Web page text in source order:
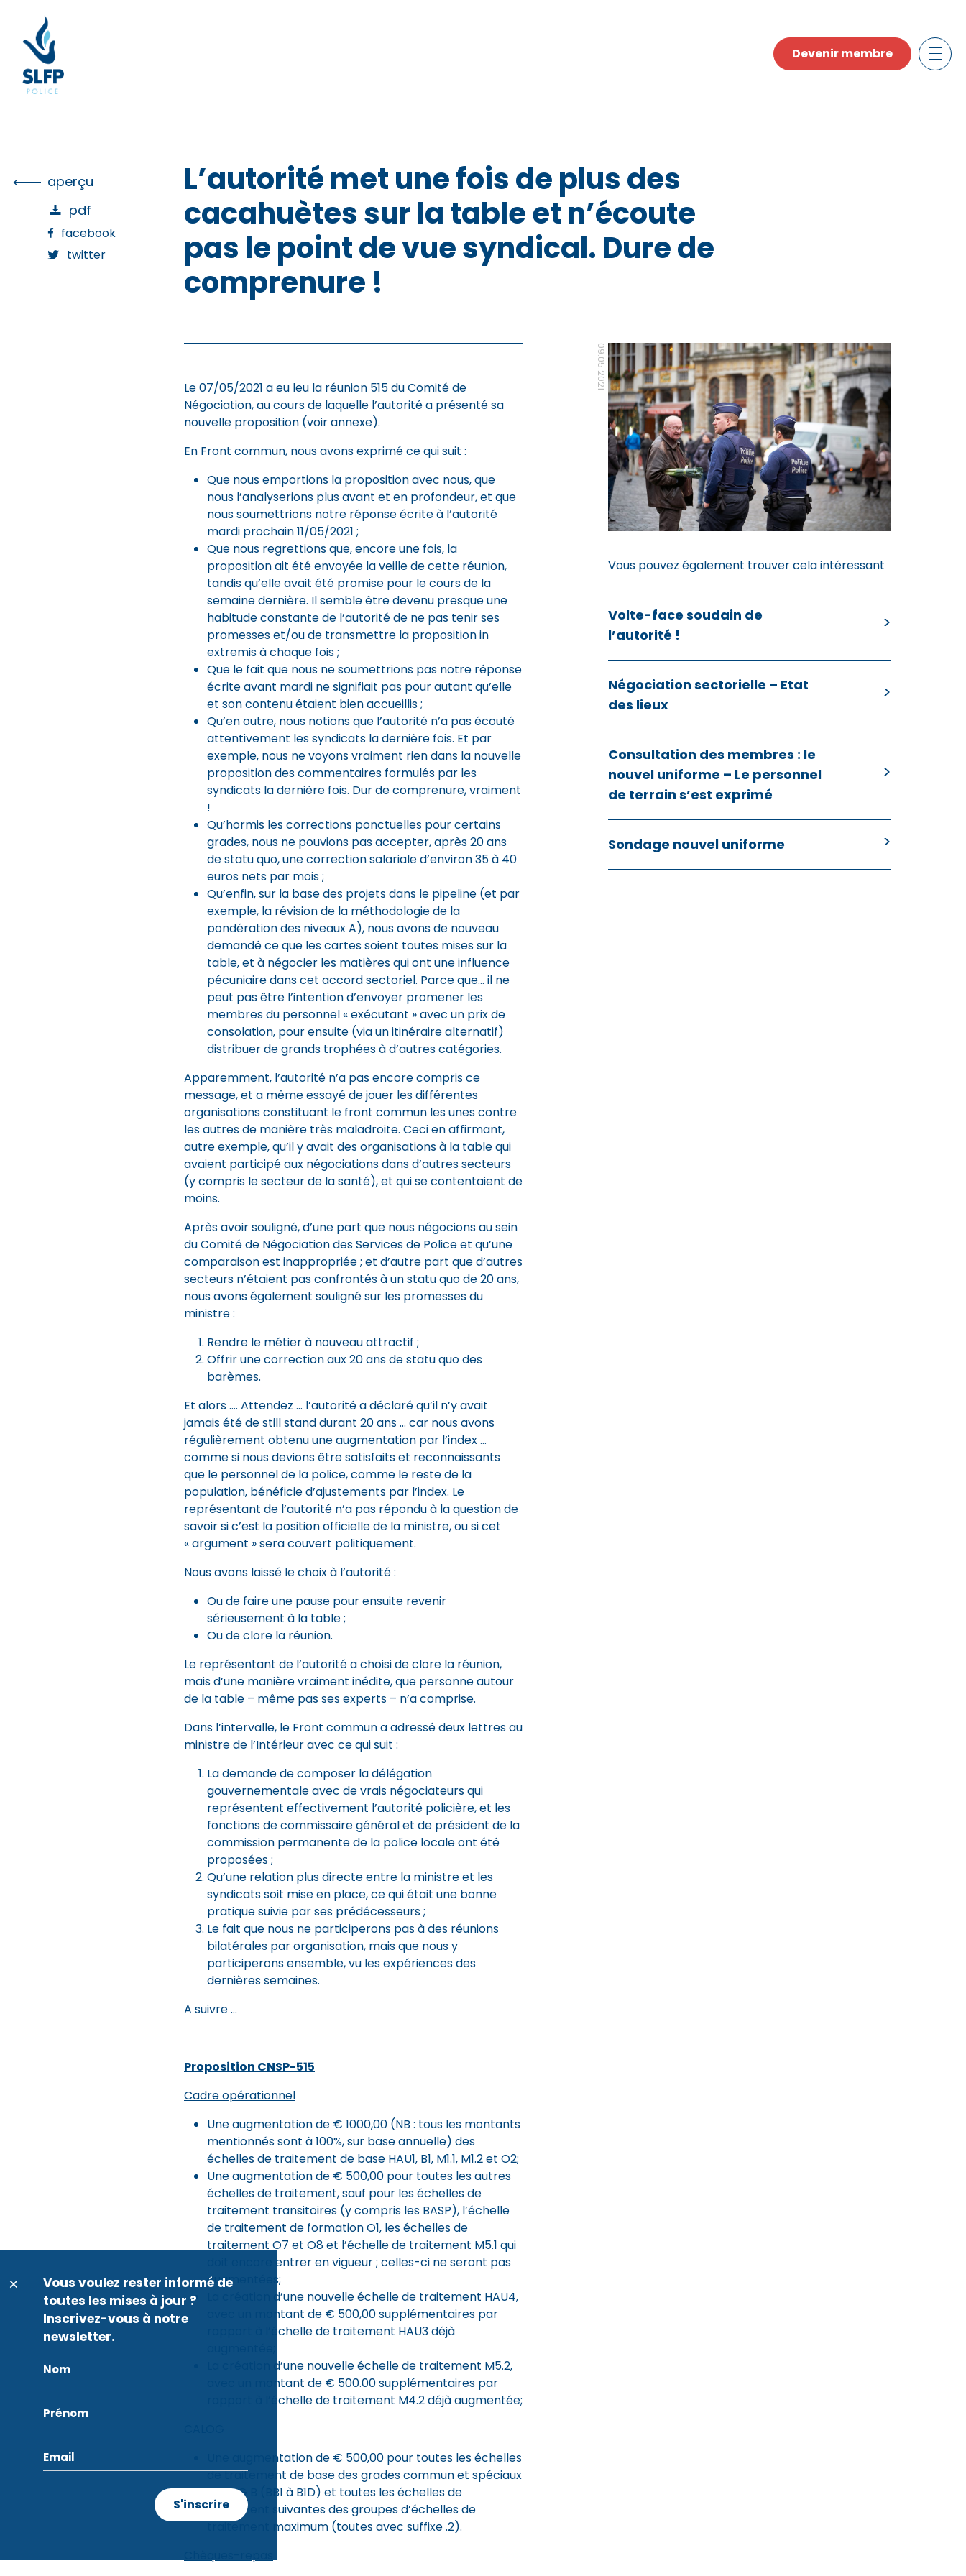
content
Devenir membre
aperçu
pdf
facebook
twitter
L’autorité met une fois de plus des
cacahuètes sur la table et n’écoute
pas le point de vue syndical. Dure de
comprenure !
Le 07/05/2021 a eu leu la réunion 515 du Comité de
Négociation, au cours de laquelle l’autorité a présenté sa
nouvelle proposition (voir annexe).
En Front commun, nous avons exprimé ce qui suit :
Que nous emportions la proposition avec nous, que
nous l’analyserions plus avant et en profondeur, et que
nous soumettrions notre réponse écrite à l’autorité
mardi prochain 11/05/2021 ;
Que nous regrettions que, encore une fois, la
proposition ait été envoyée la veille de cette réunion,
tandis qu’elle avait été promise pour le cours de la
semaine dernière. Il semble être devenu presque une
habitude constante de l’autorité de ne pas tenir ses
promesses et/ou de transmettre la proposition in
extremis à chaque fois ;
Que le fait que nous ne soumettrions pas notre réponse
écrite avant mardi ne signifiait pas pour autant qu’elle
et son contenu étaient bien accueillis ;
Qu’en outre, nous notions que l’autorité n’a pas écouté
attentivement les syndicats la dernière fois. Et par
exemple, nous ne voyons vraiment rien dans la nouvelle
proposition des commentaires formulés par les
syndicats la dernière fois. Dur de comprenure, vraiment
!
Qu’hormis les corrections ponctuelles pour certains
grades, nous ne pouvions pas accepter, après 20 ans
de statu quo, une correction salariale d’environ 35 à 40
euros nets par mois ;
Qu’enfin, sur la base des projets dans le pipeline (et par
exemple, la révision de la méthodologie de la
pondération des niveaux A), nous avons de nouveau
demandé ce que les cartes soient toutes mises sur la
table, et à négocier les matières qui ont une influence
pécuniaire dans cet accord sectoriel. Parce que… il ne
peut pas être l’intention d’envoyer promener les
membres du personnel « exécutant » avec un prix de
consolation, pour ensuite (via un itinéraire alternatif)
distribuer de grands trophées à d’autres catégories.
Apparemment, l’autorité n’a pas encore compris ce
message, et a même essayé de jouer les différentes
organisations constituant le front commun les unes contre
les autres de manière très maladroite. Ceci en affirmant,
autre exemple, qu’il y avait des organisations à la table qui
avaient participé aux négociations dans d’autres secteurs
(y compris le secteur de la santé), et qui se contentaient de
moins.
Après avoir souligné, d’une part que nous négocions au sein
du Comité de Négociation des Services de Police et qu’une
comparaison est inappropriée ; et d’autre part que d’autres
secteurs n’étaient pas confrontés à un statu quo de 20 ans,
nous avons également souligné sur les promesses du
ministre :
Rendre le métier à nouveau attractif ;
Offrir une correction aux 20 ans de statu quo des
barèmes.
Et alors …. Attendez … l’autorité a déclaré qu’il n’y avait
jamais été de still stand durant 20 ans … car nous avons
régulièrement obtenu une augmentation par l’index …
comme si nous devions être satisfaits et reconnaissants
que le personnel de la police, comme le reste de la
population, bénéficie d’ajustements par l’index. Le
représentant de l’autorité n’a pas répondu à la question de
savoir si c’est la position officielle de la ministre, ou si cet
« argument » sera couvert politiquement.
Nous avons laissé le choix à l’autorité :
Ou de faire une pause pour ensuite revenir
sérieusement à la table ;
Ou de clore la réunion.
Le représentant de l’autorité a choisi de clore la réunion,
mais d’une manière vraiment inédite, que personne autour
de la table – même pas ses experts – n’a comprise.
Dans l’intervalle, le Front commun a adressé deux lettres au
ministre de l’Intérieur avec ce qui suit :
La demande de composer la délégation
gouvernementale avec de vrais négociateurs qui
représentent effectivement l’autorité policière, et les
fonctions de commissaire général et de président de la
commission permanente de la police locale ont été
proposées ;
Qu’une relation plus directe entre la ministre et les
syndicats soit mise en place, ce qui était une bonne
pratique suivie par ses prédécesseurs ;
Le fait que nous ne participerons pas à des réunions
bilatérales par organisation, mais que nous y
participerons ensemble, vu les expériences des
dernières semaines.
A suivre …
Proposition CNSP-515
Cadre opérationnel
Une augmentation de € 1000,00 (NB : tous les montants
mentionnés sont à 100%, sur base annuelle) des
échelles de traitement de base HAU1, B1, M1.1, M1.2 et O2;
Une augmentation de € 500,00 pour toutes les autres
échelles de traitement, sauf pour les échelles de
traitement transitoires (y compris les BASP), l’échelle
de traitement de formation O1, les échelles de
traitement O7 et O8 et l’échelle de traitement M5.1 qui
doit encore entrer en vigueur ; celles-ci ne seront pas
augmentées;
La création d’une nouvelle échelle de traitement HAU4,
avec un montant de € 500,00 supplémentaires par
rapport à l’échelle de traitement HAU3 déjà
La création d’une nouvelle échelle de traitement M5.2,
avec un montant de € 500.00 supplémentaires par
rapport à l’échelle de traitement M4.2 déjà augmentée;
CALOG
Une augmentation de € 500,00 pour toutes les échelles
de traitement de base des grades commun et spéciaux
CALOG B (BB1 à B1D) et toutes les échelles de
traitement suivantes des groupes d’échelles de
traitement maximum (toutes avec suffixe .2).
09.05.2021
Vous pouvez également trouver cela intéressant
Volte-face soudain de
l’autorité !
Négociation sectorielle – Etat
des lieux
Consultation des membres : le
nouvel uniforme – Le personnel
de terrain s’est exprimé
Sondage nouvel uniforme
Vous voulez rester informé de
toutes les mises à jour ?
Inscrivez-vous à notre
newsletter.